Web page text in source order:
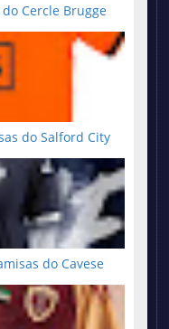
Cercle Brugge
do Salford City
do Cavese